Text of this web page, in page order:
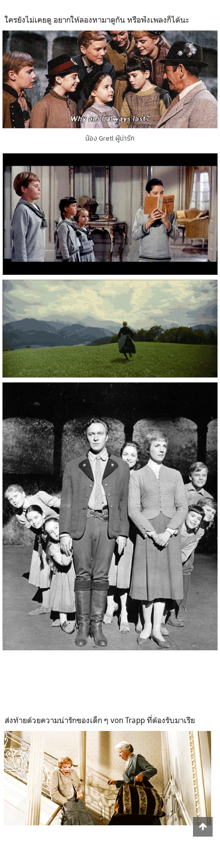
ใครยังไม่เคยดู อยากให้ลองหามาดูกัน หรือฟังเพลงก็ได้นะ
น้อง Gretl ผู้น่ารัก
ส่งท้ายด้วยความน่ารักของเด็ก ๆ von Trapp ที่ต้องรับมาเรีย